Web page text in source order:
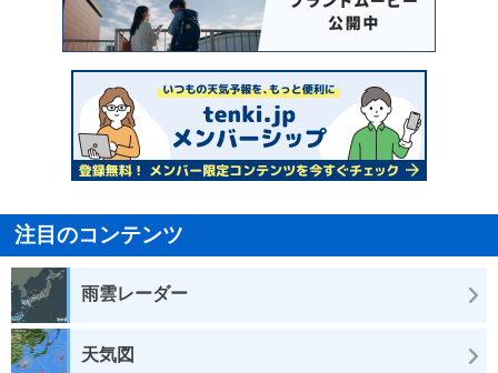
注目のコンテンツ
雨雲レーダー
天気図